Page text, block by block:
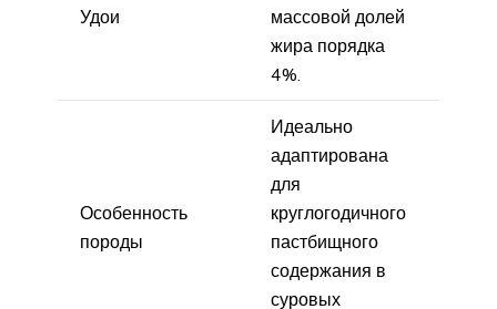
Удои
массовой долей
жира порядка
4%.
Особенность
породы
Идеально
адаптирована
для
круглогодичного
пастбищного
содержания в
суровых